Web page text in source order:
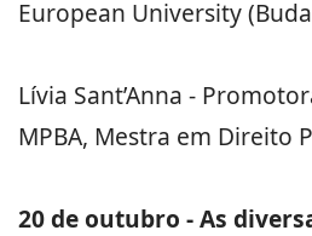
European University
Lívia Sant’Anna -
MPBA, Mestra em Direito
20 de outubro - As